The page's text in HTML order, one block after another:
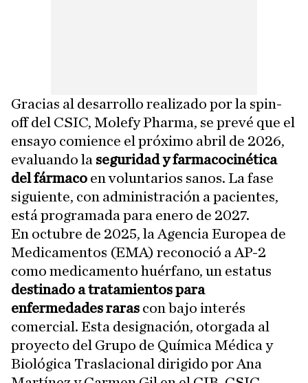
Gracias al desarrollo realizado por la spin-
off del CSIC, Molefy Pharma, se prevé que el
ensayo comience el próximo abril de 2026,
evaluando la seguridad y farmacocinética
del fármaco en voluntarios sanos. La fase
siguiente, con administración a pacientes,
está programada para enero de 2027.
En octubre de 2025, la Agencia Europea de
Medicamentos (EMA) reconoció a AP-2
como medicamento huérfano, un estatus
destinado a tratamientos para
enfermedades raras con bajo interés
comercial. Esta designación, otorgada al
proyecto del Grupo de Química Médica y
Biológica Traslacional dirigido por Ana